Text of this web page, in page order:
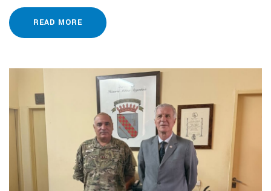
READ MORE